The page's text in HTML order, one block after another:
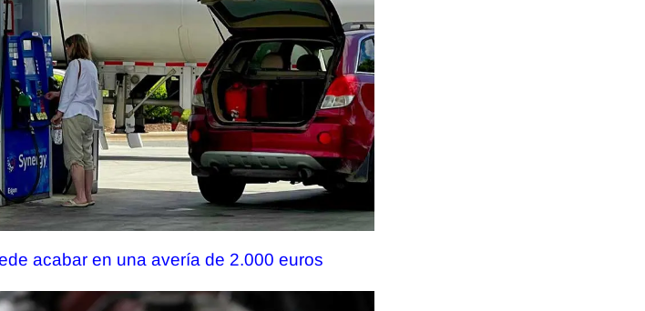
acabar en una avería de 2.000 euros